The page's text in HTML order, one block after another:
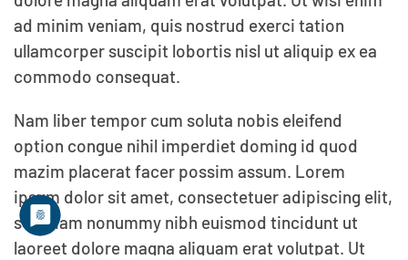
ad minim veniam, quis nostrud exerci tation
ullamcorper suscipit lobortis nisl ut aliquip ex ea
commodo consequat.
Nam liber tempor cum soluta nobis eleifend
option congue nihil imperdiet doming id quod
mazim placerat facer possim assum. Lorem
ipsum dolor sit amet, consectetuer adipiscing elit,
sed diam nonummy nibh euismod tincidunt ut
laoreet dolore magna aliquam erat volutpat. Ut